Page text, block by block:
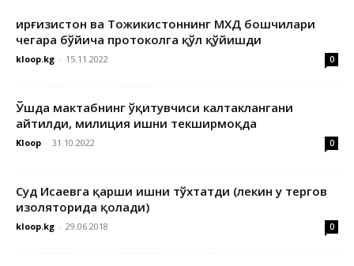
Қирғизистон ва Тожикистоннинг МХДҚ бошчилари
чегара бўйича протоколга қўл қўйишди
kloop.kg - 15.11.2022 0
Ўшда мактабнинг ўқитувчиси калтаклангани
айтилди, милиция ишни текширмоқда
Kloop - 31.10.2022 0
Суд Исаевга қарши ишни тўхтатди (лекин у тергов
изоляторида қолади)
kloop.kg - 29.06.2018 0